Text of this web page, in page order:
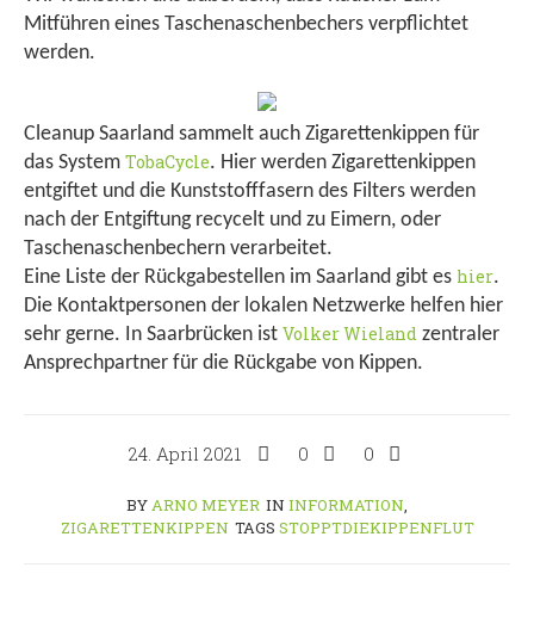
Mitführen eines Taschenaschenbechers verpflichtet
werden.
Cleanup Saarland sammelt auch Zigarettenkippen für
das System TobaCycle. Hier werden Zigarettenkippen
entgiftet und die Kunststofffasern des Filters werden
nach der Entgiftung recycelt und zu Eimern, oder
Taschenaschenbechern verarbeitet.
Eine Liste der Rückgabestellen im Saarland gibt es hier.
Die Kontaktpersonen der lokalen Netzwerke helfen hier
sehr gerne. In Saarbrücken ist Volker Wieland zentraler
Ansprechpartner für die Rückgabe von Kippen.
24. April 2021 0 0
BYARNO MEYER IN INFORMATION,
ZIGARETTENKIPPEN TAGS STOPPTDIEKIPPENFLUT